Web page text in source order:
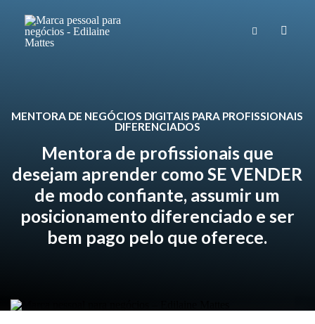
MENTORA DE NEGÓCIOS DIGITAIS PARA PROFISSIONAIS
DIFERENCIADOS
Mentora de profissionais que
desejam aprender como SE VENDER
de modo confiante, assumir um
posicionamento diferenciado e ser
bem pago pelo que oferece.